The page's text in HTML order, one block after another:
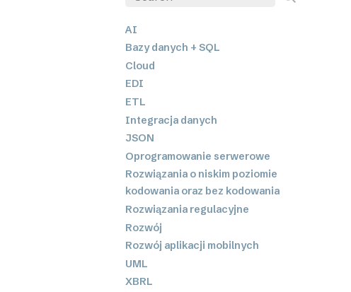
AI
Bazy danych + SQL
Cloud
EDI
ETL
Integracja danych
JSON
Oprogramowanie serwerowe
Rozwiązania o niskim poziomie
kodowania oraz bez kodowania
Rozwiązania regulacyjne
Rozwój
Rozwój aplikacji mobilnych
UML
XBRL